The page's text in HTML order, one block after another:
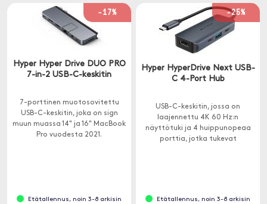
-17%
Hyper Hyper Drive DUO PRO
7-in-2 USB-C-keskitin
7-porttinen muotosovitettu
USB-C-keskitin, joka on sign
muun muassa 14" ja 16" MacBook
Pro vuodesta 2021.
Etätallennus, noin 3-8 arkisin
-25%
Hyper HyperDrive Next USB-
C 4-Port Hub
USB-C-keskitin, jossa on
laajennettu 4K 60 Hz:n
näyttötuki ja 4 huippunopeaa
porttia, jotka tukevat
Etätallennus, noin 3-8 arkisin